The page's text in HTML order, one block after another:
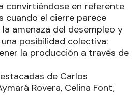
convirtiéndose en referente
cuando el cierre parece
amenaza del desempleo y
posibilidad colectiva:
la producción a través de
de Carlos
Rovera, Celina Font,